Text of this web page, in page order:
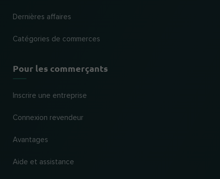
Dernières affaires
Catégories de commerces
Pour les commerçants
Inscrire une entreprise
Connexion revendeur
Avantages
Aide et assistance